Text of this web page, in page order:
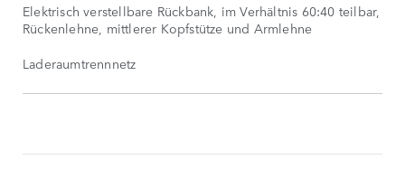
Elektrisch verstellbare Rückbank, im Verhältnis 60:40 teilbar,
Rückenlehne, mittlerer Kopfstütze und Armlehne
Laderaumtrennnetz